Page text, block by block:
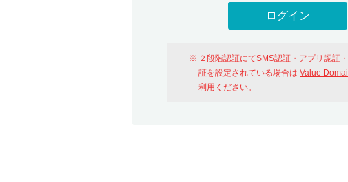
２段階認証にてSMS認証・アプリ認証
証を設定されている場合はValue
利用ください。